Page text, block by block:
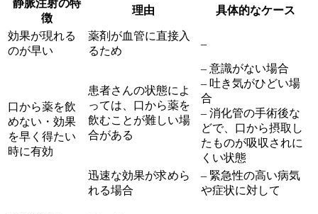
静脈注射の特
徴
理由 具体的なケース
効果が現れる
のが早い
薬剤が血管に直接入
るため
–
口から薬を飲
めない・効果
を早く得たい
時に有効
患者さんの状態によ
っては、口から薬を
飲むことが難しい場
合がある
– 意識がない場合
– 吐き気がひどい場
合
– 消化管の手術後な
どで、口から摂取し
たものが吸収されに
くい状態
迅速な効果が求めら
れる場合
– 緊急性の高い病気
や症状に対して